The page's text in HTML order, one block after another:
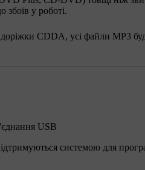
збоїв у роботі.
CDDA, усі файли МР3
USB
системою для